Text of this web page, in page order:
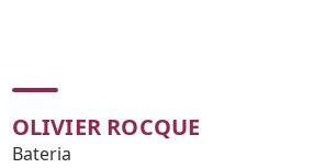
OLIVIER ROCQUE
Bateria